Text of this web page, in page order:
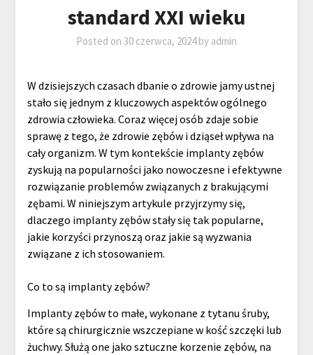
standard XXI wieku
Posted on 30 czerwca, 2024by admin
W dzisiejszych czasach dbanie o zdrowie jamy ustnej
stało się jednym z kluczowych aspektów ogólnego
zdrowia człowieka. Coraz więcej osób zdaje sobie
sprawę z tego, że zdrowie zębów i dziąseł wpływa na
cały organizm. W tym kontekście implanty zębów
zyskują na popularności jako nowoczesne i efektywne
rozwiązanie problemów związanych z brakującymi
zębami. W niniejszym artykule przyjrzymy się,
dlaczego implanty zębów stały się tak popularne,
jakie korzyści przynoszą oraz jakie są wyzwania
związane z ich stosowaniem.
Co to są implanty zębów?
Implanty zębów to małe, wykonane z tytanu śruby,
które są chirurgicznie wszczepiane w kość szczęki lub
żuchwy. Służą one jako sztuczne korzenie zębów, na